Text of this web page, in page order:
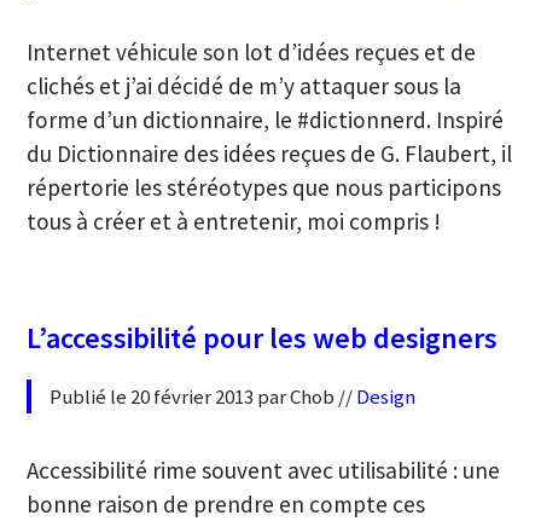
Internet véhicule son lot d’idées reçues et de
clichés et j’ai décidé de m’y attaquer sous la
forme d’un dictionnaire, le #dictionnerd. Inspiré
du Dictionnaire des idées reçues de G. Flaubert, il
répertorie les stéréotypes que nous participons
tous à créer et à entretenir, moi compris !
L’accessibilité pour les web designers
Publié le 20 février 2013 par Chob //Design
Accessibilité rime souvent avec utilisabilité : une
bonne raison de prendre en compte ces